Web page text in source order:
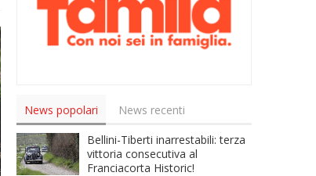
News popolari
News recenti
Bellini-Tiberti inarrestabili: terza
vittoria consecutiva al
Franciacorta Historic!